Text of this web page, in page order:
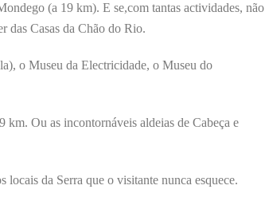
(a 19 km). E se,com tantas actividades, não
das Casas da Chão do Rio.
o Museu da Electricidade, o Museu do
Ou as incontornáveis aldeias de Cabeça e
da Serra que o visitante nunca esquece.